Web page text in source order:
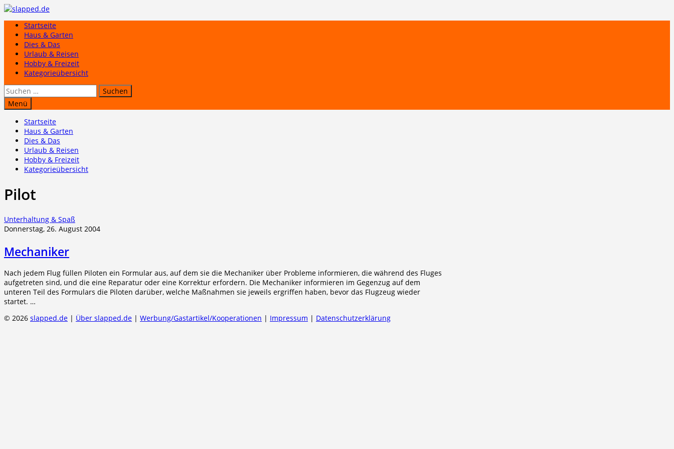
Zum
springenStartseite
Haus & Garten
Dies & Das
Urlaub & Reisen
Hobby & Freizeit
Kategorieübersicht
Suchen
nach:
Menü
Startseite
Haus & Garten
Dies & Das
Urlaub & Reisen
Hobby & Freizeit
Kategorieübersicht
Pilot
Unterhaltung & Spaß
Donnerstag, 26. August 2004
Mechaniker
Nach jedem Flug füllen Piloten ein Formular aus, auf dem sie die Mechaniker über Probleme informieren, die während des Fluges
aufgetreten sind, und die eine Reparatur oder eine Korrektur erfordern. Die Mechaniker informieren im Gegenzug auf dem
unteren Teil des Formulars die Piloten darüber, welche Maßnahmen sie jeweils ergriffen haben, bevor das Flugzeug wieder
startet. …
© 2026 slapped.de | Über slapped.de | Werbung/Gastartikel/Kooperationen | Impressum | Datenschutzerklärung